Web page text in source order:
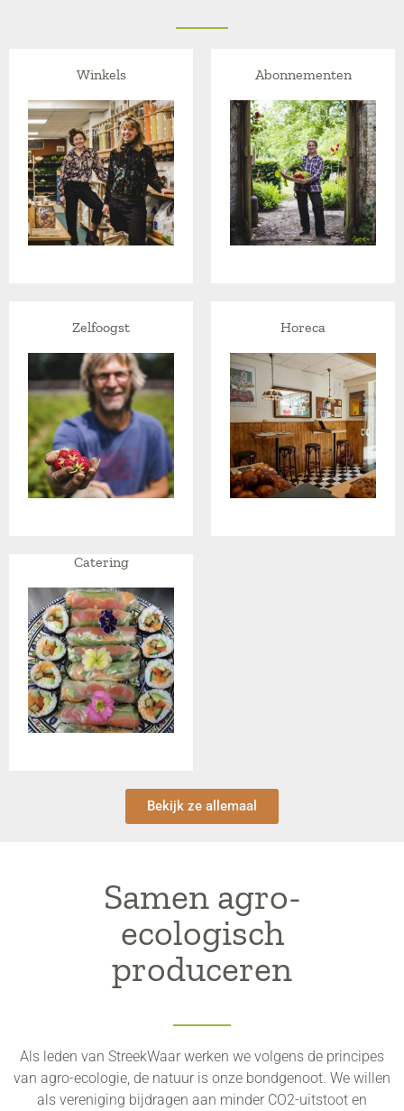
Winkels Abonnementen
Zelfoogst Horeca
Catering
Bekijk ze allemaal
Samen agro-
ecologisch
produceren
Als leden van StreekWaar werken we volgens de principes
van agro-ecologie, de natuur is onze bondgenoot. We willen
als vereniging bijdragen aan minder CO2-uitstoot en